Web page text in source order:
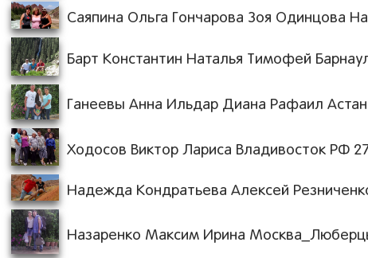
Саяпина Ольга Гончарова Зоя Одинцова
Барт Константин Наталья Тимофей
Ганеевы Анна Ильдар Диана Рафаил
Ходосов Виктор Лариса Владивосток РФ 27
Надежда Кондратьева Алексей
Назаренко Максим Ирина